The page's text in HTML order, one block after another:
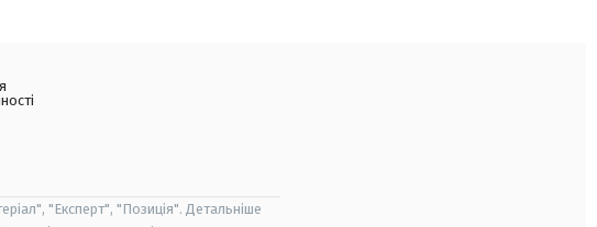
"Експерт", "Позиція". Детальніше